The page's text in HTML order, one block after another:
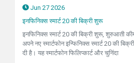
Jun 27 2026
इनफिनिक्स स्मार्ट 20 की बिक्री शुरू
इनफिनिक्स स्मार्ट 20 की बिक्री शुरू, शुरुआती
अपने नए स्मार्टफोन इन्फिनिक्स स्मार्ट 20 की
दी है। यह स्मार्टफोन फिलिप्कार्ट और चुनिंदा